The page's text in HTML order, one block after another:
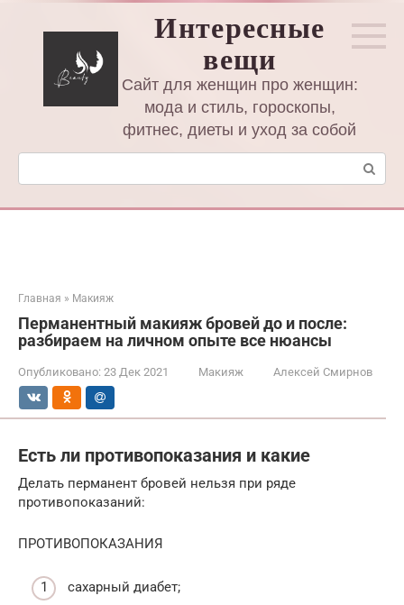
Интересные
вещи
Сайт для женщин про женщин:
мода и стиль, гороскопы,
фитнес, диеты и уход за собой
Поиск:
Главная » Макияж
Перманентный макияж бровей до и после:
разбираем на личном опыте все нюансы
Опубликовано: 23 Дек 2021 Макияж Алексей Смирнов
Есть ли противопоказания и какие
Делать перманент бровей нельзя при ряде
противопоказаний:
ПРОТИВОПОКАЗАНИЯ
сахарный диабет;